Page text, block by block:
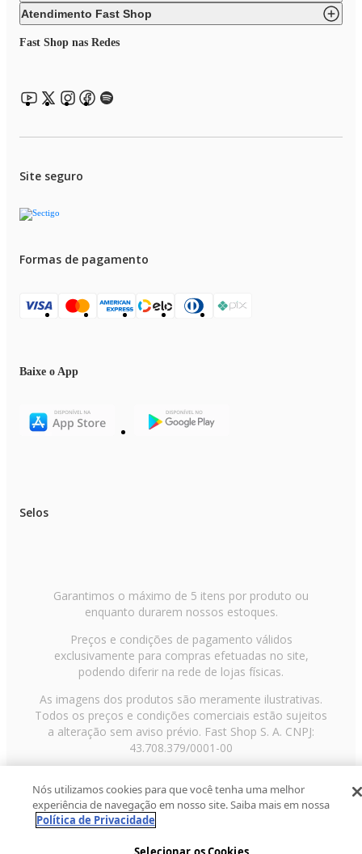
Atendimento Fast Shop
Fast Shop nas Redes
Site seguro
Formas de pagamento
Baixe o App
Selos
Garantimos o máximo de 5 itens por produto ou
enquanto durarem nossos estoques.
Preços e condições de pagamento válidos
exclusivamente para compras efetuadas no site,
podendo diferir na rede de lojas físicas.
As imagens dos produtos são meramente ilustrativas.
Todos os preços e condições comerciais estão sujeitos
a alteração sem aviso prévio. Fast Shop S. A. CNPJ:
43.708.379/0001-00
Paulo/SP, CEP 02029-001, Telefone: 11 3003-3728 ©
2013 Fast Shop - Todos os direitos reservadosRF
Nós utilizamos cookies para que você tenha uma melhor
experiência de navegação em nosso site. Saiba mais em nossa
Política de Privacidade